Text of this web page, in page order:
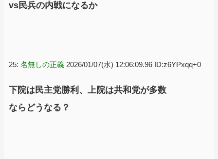
vs民兵の内戦になるか
25: 名無しの正義 2026/01/07(水) 12:06:09.96 ID:z6YPxqq+0
下院は民主党勝利、上院は共和党が多数
ならどうなる？